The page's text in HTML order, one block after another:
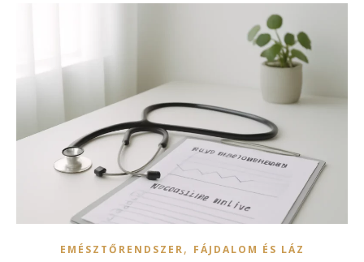
EMÉSZTŐRENDSZER, FÁJDALOM ÉS LÁZ